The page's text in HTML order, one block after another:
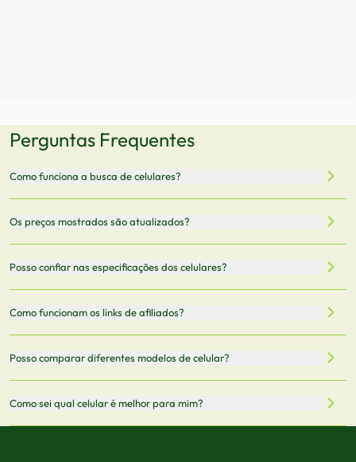
Perguntas Frequentes
Como funciona a busca de celulares?
armazenamento, memória RAM, bateria e conectividade
5G.
Os preços mostrados são atualizados?
vendedor antes de finalizar sua compra.
Posso confiar nas especificações dos celulares?
informações mais recentes de cada modelo.
Como funcionam os links de afiliados?
comissão sem custo adicional para você.
Posso comparar diferentes modelos de celular?
Sim! Você pode selecionar até 3 celulares para comparar
Como sei qual celular é melhor para mim?